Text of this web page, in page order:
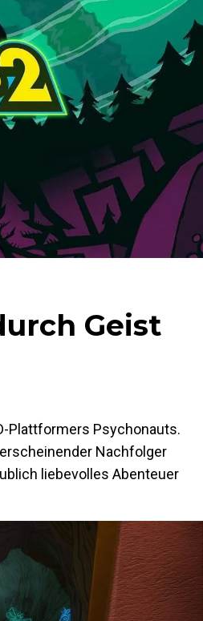
Geist
Plattformers Psychonauts.
Nachfolger
liebevolles Abenteuer